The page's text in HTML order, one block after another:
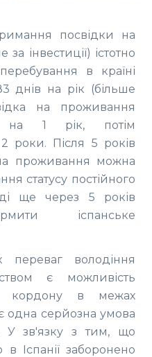
посвідки на
інвестиції) істотно
в країні
днів на рік (більше
на проживання
на 1 рік, потім
роки. Після 5 років
проживання можна
статусу постійного
ще через 5 років
іспанське
володіння
є можливість
кордону в межах
одна серйозна умова
У зв'язку з тим, що
Іспанії заборонено